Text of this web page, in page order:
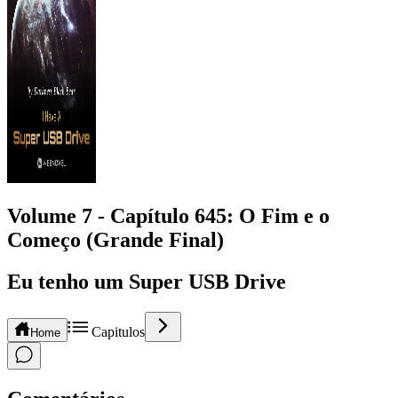
Volume 7 - Capítulo 645: O Fim e o
Começo (Grande Final)
Eu tenho um Super USB Drive
Home Capitulos